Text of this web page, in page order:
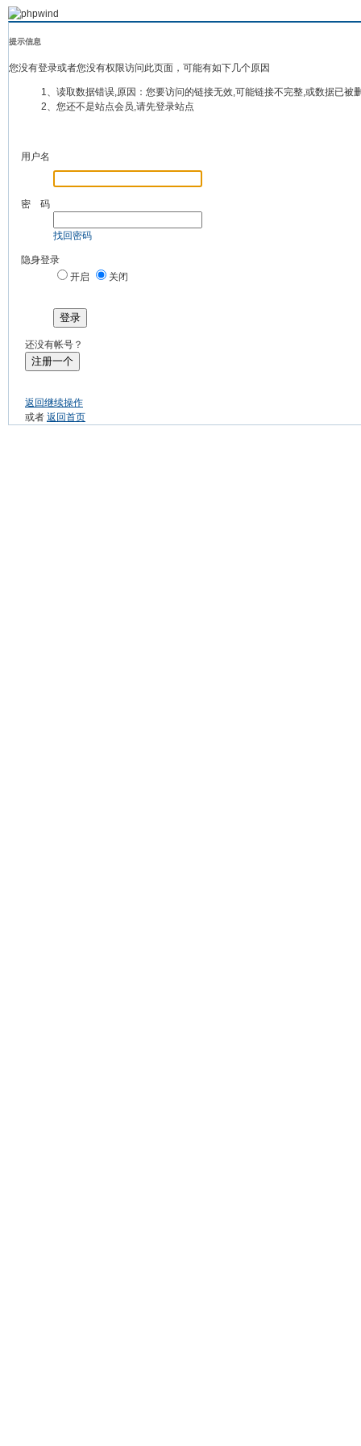
提示信息
您没有登录或者您没有权限访问此页面，可能有如下几个原因
1、读取数据错误,原因：您要访问的链接无效,可能链接不完整,或数据已被
2、您还不是站点会员,请先登录站点
用户名
密 码
找回密码
隐身登录
开启
关闭
登录
还没有帐号？
注册一个
返回继续操作
或者 返回首页